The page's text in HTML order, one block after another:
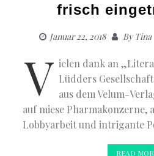
frisch
Januar 22, 2018 ByTina
V ielen dank an
Lüdders
aus dem Velum-
auf miese Pharmakonzerne,
Lobbyarbeit und intrigante
READ